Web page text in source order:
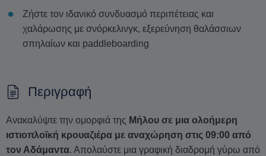
Ζήστε τον ιδανικό συνδυασμό περιπέτειας και
χαλάρωσης με σνόρκελινγκ, εξερεύνηση θαλάσσιων
σπηλαίων και paddleboarding
Περιγραφή
Ανακαλύψτε την ομορφιά της Μήλου σε μια ολοήμερη
ιστιοπλοϊκή κρουαζιέρα με αναχώρηση στις 09:00 από
τον Αδάμαντα. Απολαύστε μια γραφική διαδρομή γύρω από